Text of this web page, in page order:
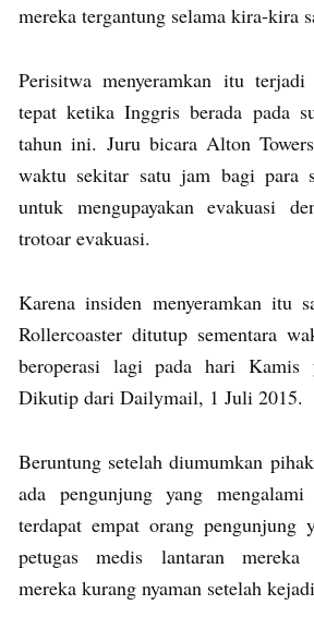
mereka tergantung selama kira-kira
Perisitwa menyeramkan itu
tepat ketika Inggris berada pada
tahun ini. Juru bicara Alton
waktu sekitar satu jam bagi para
untuk mengupayakan evakuasi
trotoar evakuasi.
Karena insiden menyeramkan itu
Rollercoaster ditutup sementara
beroperasi lagi pada hari Kamis
Dikutip dari Dailymail, 1 Juli 2015.
Beruntung setelah diumumkan
ada pengunjung yang mengalami
terdapat empat orang pengunjung
petugas medis lantaran mereka
mereka kurang nyaman setelah